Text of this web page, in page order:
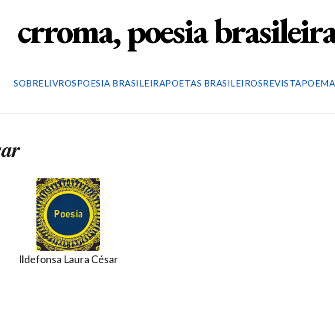
crroma, poesia
SOBRELIVROSPOESIA BRASILEIRAPOETAS BRASILEIROSREVISTA
Ildefonsa Laura César